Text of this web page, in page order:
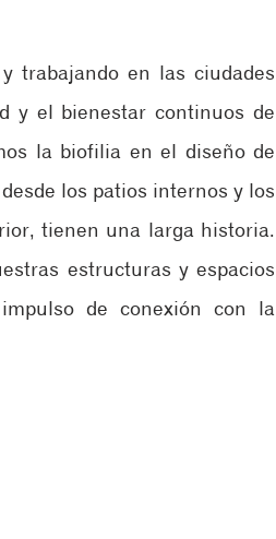
trabajando en las ciudades
y el bienestar continuos de
la biofilia en el diseño de
los patios internos y los
tienen una larga historia.
estructuras y espacios
de conexión con la